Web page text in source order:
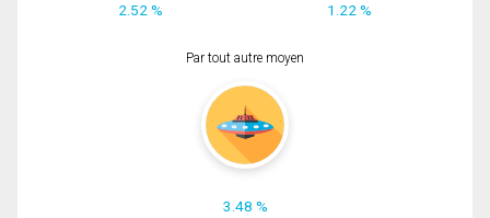
2.52 % 1.22 %
Par tout autre moyen
3.48 %